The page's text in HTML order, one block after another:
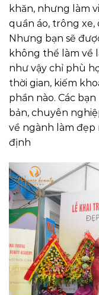
khăn, nhưng làm
quần áo, trông xe,
Nhưng bạn sẽ
không thể làm về
như vậy chỉ phù
thời gian, kiếm
phần nào. Các
bản, chuyên
về ngành làm đẹp
định